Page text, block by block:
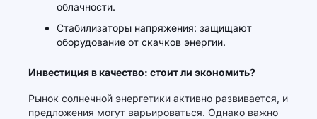
облачности.
Стабилизаторы напряжения: защищают
оборудование от скачков энергии.
Инвестиция в качество: стоит ли экономить?
Рынок солнечной энергетики активно развивается, и
предложения могут варьироваться. Однако важно